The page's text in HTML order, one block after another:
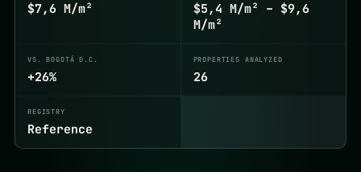
$7,6 M/m²
$5,4 M/m² – $9,6
M/m²
VS. BOGOTÁ D.C.
+26%
PROPERTIES ANALYZED
26
REGISTRY
Reference